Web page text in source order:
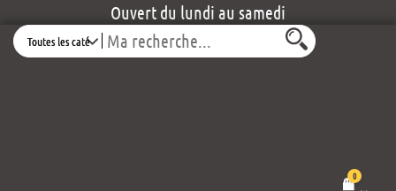
Search
0
Ouvert du lundi au samedi
de 10h00 à 19h30